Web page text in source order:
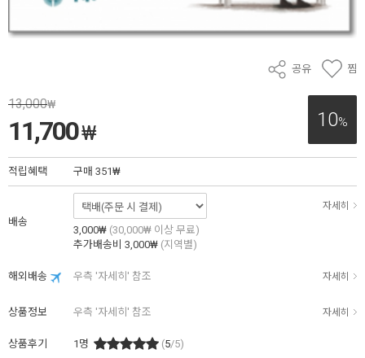
공유 찜
10%
13,000₩
11,700₩
적립혜택 구매 351₩
배송
자세히
3,000₩ (30,000₩ 이상 무료)
추가배송비 3,000₩ (지역별)
해외배송 우측 '자세히' 참조 자세히
상품정보 우측 '자세히' 참조 자세히
상품후기 1 명 (5/5)